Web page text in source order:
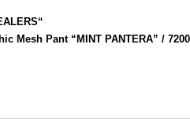
“
Mesh Pant “MINT PANTERA” /